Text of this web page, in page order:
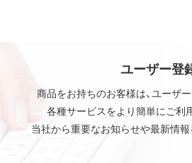
ユーザー登
商品をお持ちのお客様は、ユーザ
各種サービスをより簡単にご利
当社から重要なお知らせや最新情報